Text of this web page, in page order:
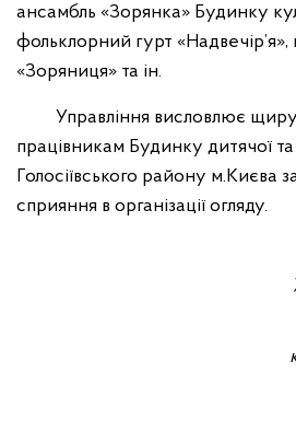
ансамбль «Зорянка» Будинку
фольклорний гурт
«Зоряниця» та ін.
Управління висловлює щиру
працівникам Будинку дитячої
Голосіївського району м.Києва
сприяння в організації огляду.
туризму